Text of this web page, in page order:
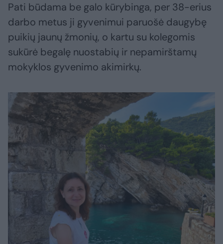
Pati būdama be galo kūrybinga, per 38-erius
darbo metus ji gyvenimui paruošė daugybę
puikių jaunų žmonių, o kartu su kolegomis
sukūrė begalę nuostabių ir nepamirštamų
mokyklos gyvenimo akimirkų.